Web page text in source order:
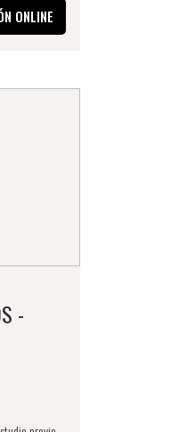
ONLINE
-